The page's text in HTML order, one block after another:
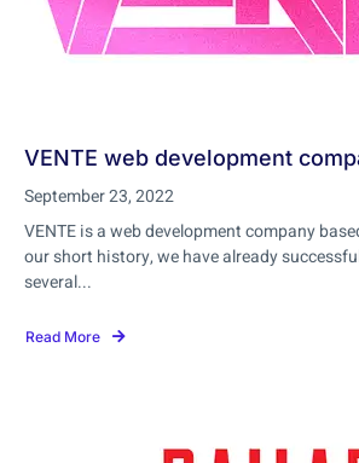
VENTE web development
September 23, 2022
VENTE is a web development company
our short history, we have already
several...
Read More